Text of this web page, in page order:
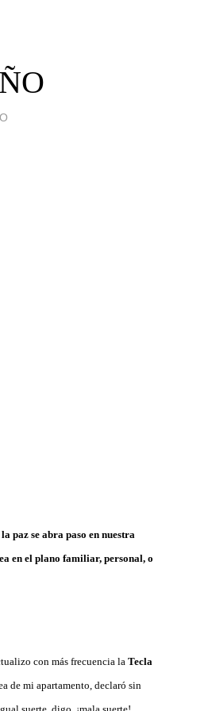
paz se abra paso en nuestra
en el plano familiar, personal, o
con más frecuencia la Tecla
de mi apartamento, declaró sin